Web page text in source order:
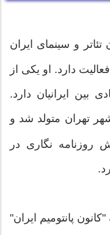
و سینمای ایران
دارد. او یکی از
بین ایرانیان دارد.
1352 در شهر تهران متولد شد و
روزنامه نگاری در
پانتومیم ایران"